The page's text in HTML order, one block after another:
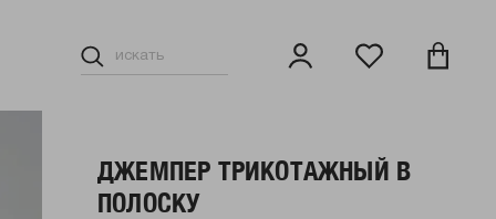
ДЖЕМПЕР ТРИКОТАЖНЫЙ В
ПОЛОСКУ